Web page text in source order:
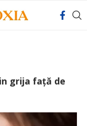
grija faţă de